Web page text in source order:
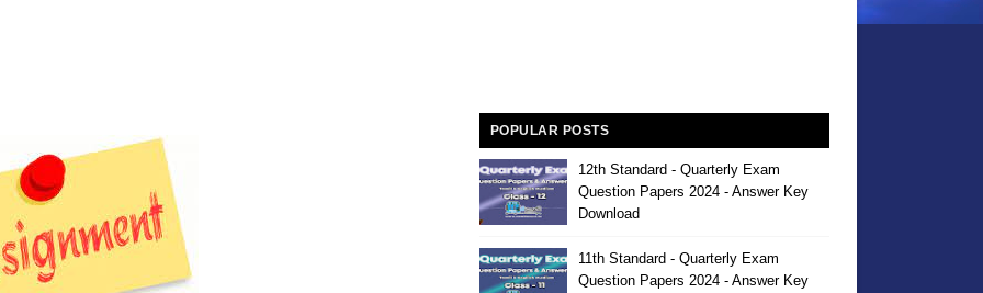
POPULAR POSTS
12th Standard - Quarterly Exam
Question Papers 2024 - Answer Key
Download
11th Standard - Quarterly Exam
Question Papers 2024 - Answer Key